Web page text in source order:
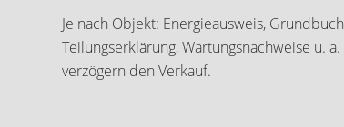
Je nach Objekt: Energieausweis,
Teilungserklärung, Wartungsnachweise u.
verzögern den Verkauf.